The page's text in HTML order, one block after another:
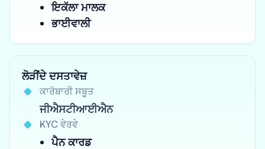
ਇਕੱਲਾ ਮਾਲਕ
ਭਾਈਵਾਲੀ
ਲੋੜੀਂਦੇ ਦਸਤਾਵੇਜ਼
ਕਾਰੋਬਾਰੀ ਸਬੂਤ
ਜੀਐਸਟੀਆਈਐਨ
KYC ਵੇਰਵੇ
ਪੈਨ ਕਾਰਡ